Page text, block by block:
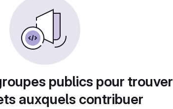
publics pour trouver
auxquels contribuer